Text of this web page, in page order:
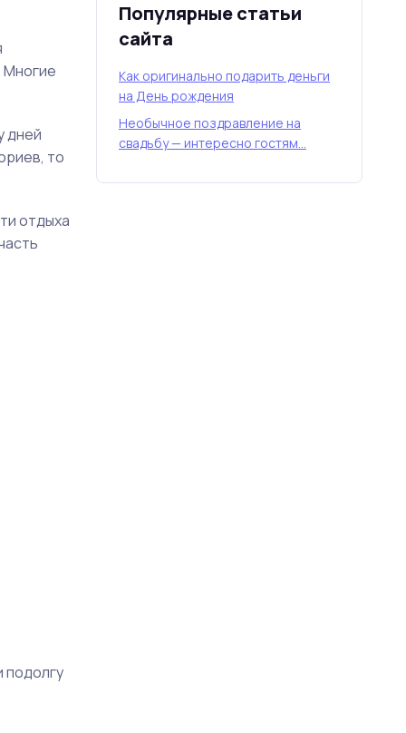
Многие
дней
то
отдыха
подолгу
Популярные статьи
сайта
Как оригинально подарить деньги
на День рождения
Необычное поздравление на
свадьбу — интересно гостям…